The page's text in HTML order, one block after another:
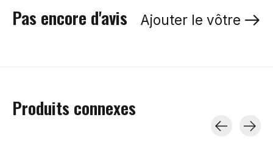
Pas encore d'avis Ajouter le vôtre
Produits connexes